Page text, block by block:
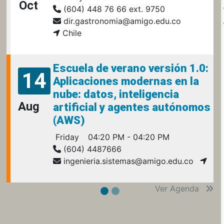
Oct
(604) 448 76 66 ext. 9750
dir.gastronomia@amigo.edu.co
Chile
14
Aug
Escuela de verano versión 1.0:
Aplicaciones modernas en la
nube: datos, inteligencia
artificial y agentes autónomos
(AWS)
Friday
04:20 PM - 04:20 PM
(604) 4487666
ingenieria.sistemas@amigo.edu.co
Ver Agenda